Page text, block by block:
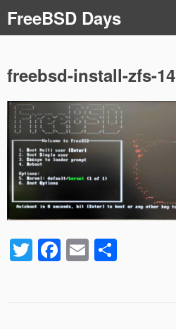
ン
テ
ツ
へ
ス
FreeBSD Days
freebsd-install-zfs-14
T F E